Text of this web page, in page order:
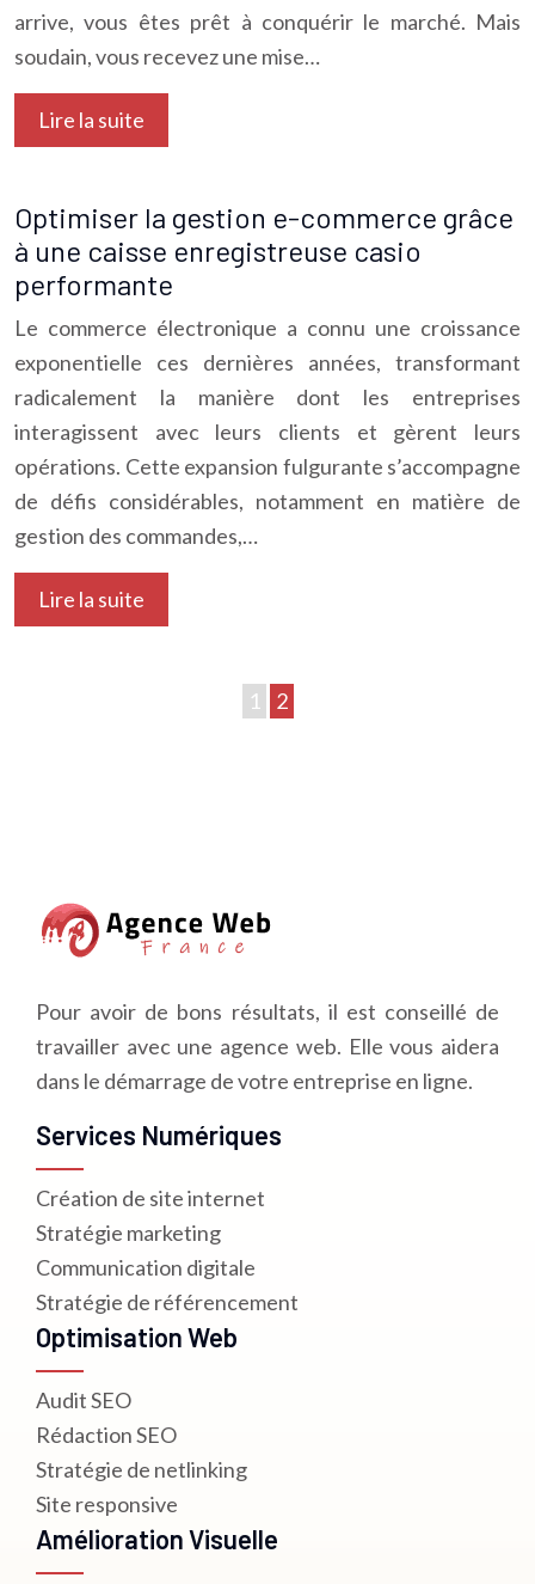
arrive, vous êtes prêt à conquérir le marché. Mais
soudain, vous recevez une mise…
Lire la suite
Optimiser la gestion e-commerce grâce
à une caisse enregistreuse casio
performante
Le commerce électronique a connu une croissance
exponentielle ces dernières années, transformant
radicalement la manière dont les entreprises
interagissent avec leurs clients et gèrent leurs
opérations. Cette expansion fulgurante s’accompagne
de défis considérables, notamment en matière de
gestion des commandes,…
Lire la suite
1 2
Pour avoir de bons résultats, il est conseillé de
travailler avec une agence web. Elle vous aidera
dans le démarrage de votre entreprise en ligne.
Services Numériques
Création de site internet
Stratégie marketing
Communication digitale
Stratégie de référencement
Optimisation Web
Audit SEO
Rédaction SEO
Stratégie de netlinking
Site responsive
Amélioration Visuelle